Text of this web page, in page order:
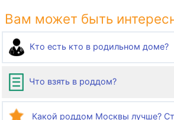
Вам может быть
Кто есть кто в родильном доме?
Что взять в роддом?
Какой роддом Москвы лучше?